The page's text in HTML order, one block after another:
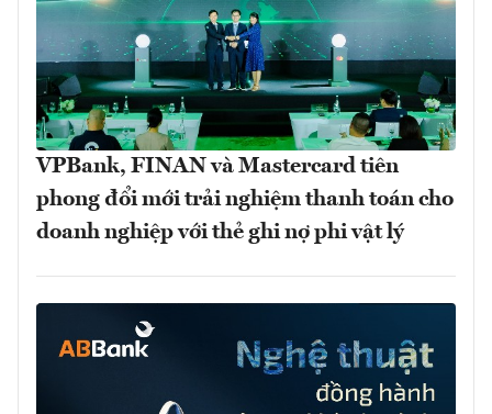
VPBank, FINAN và Mastercard tiên
phong đổi mới trải nghiệm thanh toán cho
doanh nghiệp với thẻ ghi nợ phi vật lý